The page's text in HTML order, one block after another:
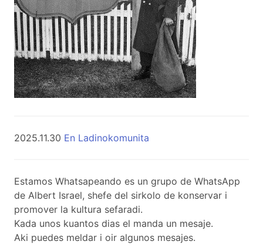
2025.11.30 En Ladinokomunita
Estamos Whatsapeando es un grupo de WhatsApp
de Albert Israel, shefe del sirkolo de konservar i
promover la kultura sefaradi.
Kada unos kuantos dias el manda un mesaje.
Aki puedes meldar i oir algunos mesajes.